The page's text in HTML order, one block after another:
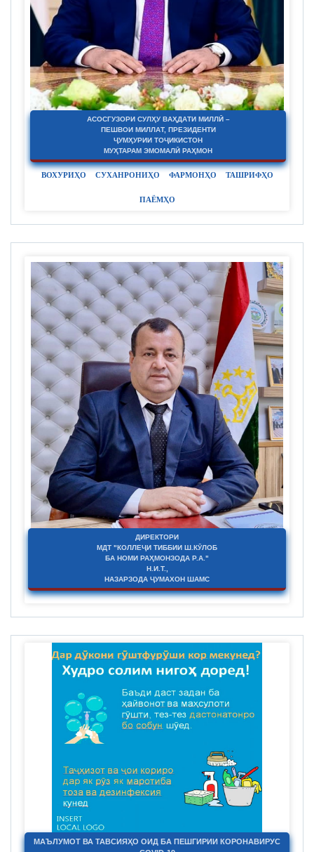
АСОСГУЗОРИ СУЛҲУ ВАҲДАТИ МИЛЛӢ –
ПЕШВОИ МИЛЛАТ, ПРЕЗИДЕНТИ
ҶУМҲУРИИ ТОҶИКИСТОН
МУҲТАРАМ ЭМОМАЛӢ РАҲМОН
ВОХУРИҲО СУХАНРОНИҲО ФАРМОНҲО ТАШРИФҲО
ПАЁМҲО
ДИРЕКТОРИ
МДТ "КОЛЛЕҶИ ТИББИИ Ш.КӮЛОБ
БА НОМИ РАҲМОНЗОДА Р.А."
Н.И.Т.,
НАЗАРЗОДА ҶУМАХОН ШАМС
МАЪЛУМОТ ВА ТАВСИЯҲО ОИД БА ПЕШГИРИИ КОРОНАВИРУС